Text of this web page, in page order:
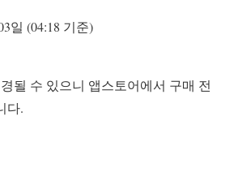
일 (04:18 기준)
될 수 있으니 앱스토어에서 구매 전
다.